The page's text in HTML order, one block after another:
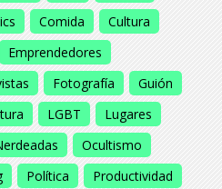
Comida
Cultura
Emprendedores
Fotografía
Guión
LGBT
Lugares
Ocultismo
Política
Productividad